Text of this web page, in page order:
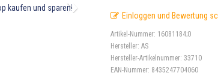
Einloggen und Bewertung
Artikel-Nummer: 16081184;0
Hersteller:AS
Hersteller-Artikelnummer:33710
EAN-Nummer: 8435247704060